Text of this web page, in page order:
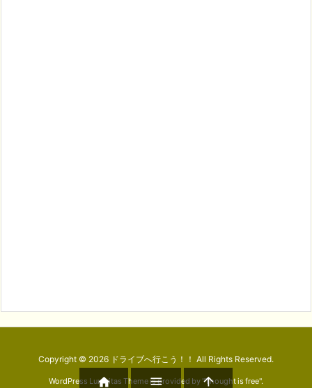
Copyright © 2026 ドライブへ行こう！！ All Rights Reserved.
WordPress Luxeritas Theme is provided by "Thought is free".
  